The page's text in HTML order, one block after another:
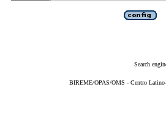
Search
BIREME/OPAS/OMS - Centro Latino-